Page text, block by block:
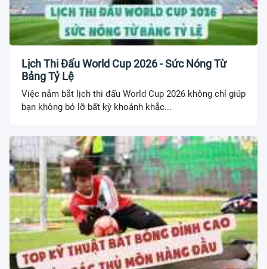
Lịch Thi Đấu World Cup 2026 - Sức Nóng Từ
Bảng Tỷ Lệ
Việc nắm bắt lịch thi đấu World Cup 2026 không chỉ giúp
bạn không bỏ lỡ bất kỳ khoảnh khắc...